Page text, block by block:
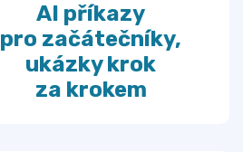
AI příkazy
pro začátečníky,
ukázky krok
za krokem